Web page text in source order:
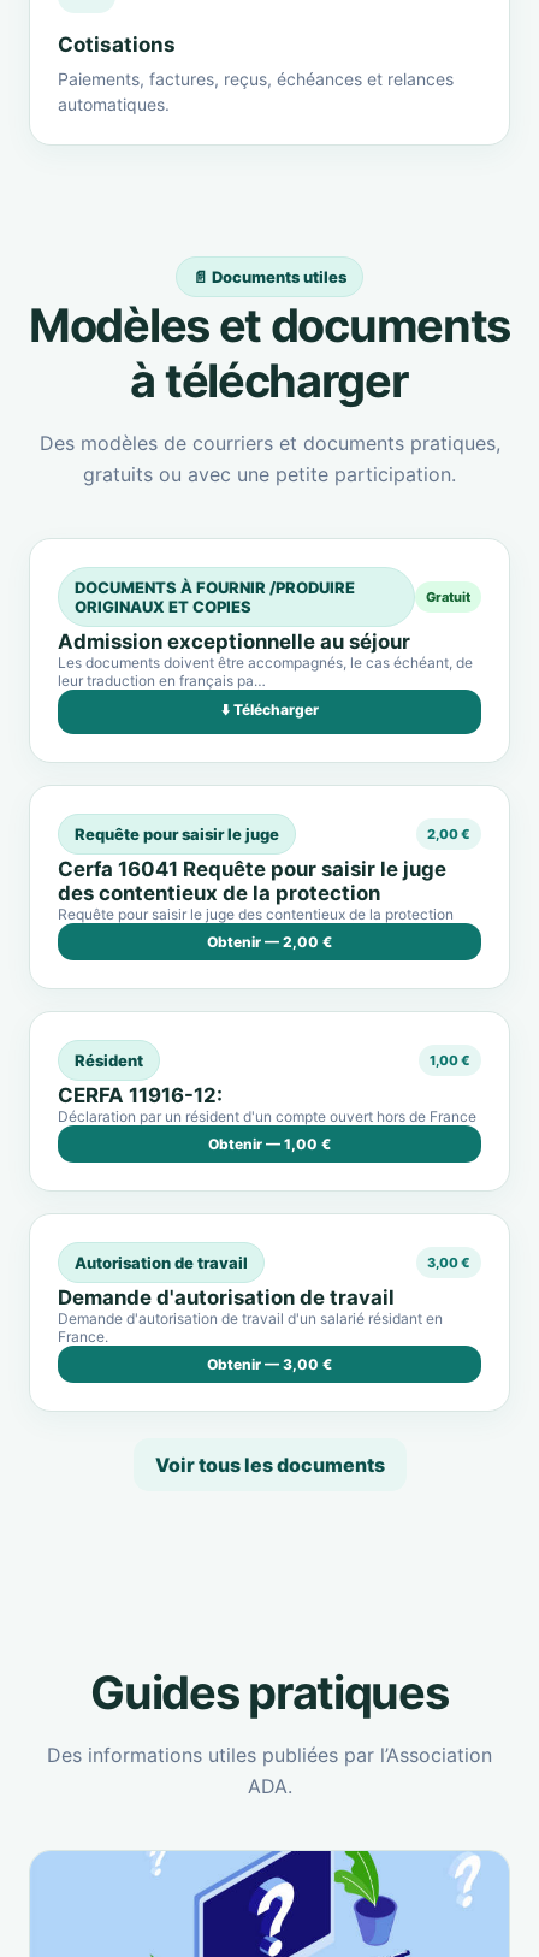
Cotisations
Paiements, factures, reçus, échéances et relances
automatiques.
📄 Documents utiles
Modèles et documents
à télécharger
Des modèles de courriers et documents pratiques,
gratuits ou avec une petite participation.
DOCUMENTS À FOURNIR /PRODUIRE
ORIGINAUX ET COPIES
Gratuit
Admission exceptionnelle au séjour
Les documents doivent être accompagnés, le cas échéant, de
leur traduction en français pa…
⬇️ Télécharger
Requête pour saisir le juge 2,00 €
Cerfa 16041 Requête pour saisir le juge
des contentieux de la protection
Requête pour saisir le juge des contentieux de la protection
Obtenir — 2,00 €
Résident 1,00 €
CERFA 11916-12:
Déclaration par un résident d'un compte ouvert hors de France
Obtenir — 1,00 €
Autorisation de travail 3,00 €
Demande d'autorisation de travail
Demande d'autorisation de travail d'un salarié résidant en
France.
Obtenir — 3,00 €
Voir tous les documents
Guides pratiques
Des informations utiles publiées par l’Association
ADA.